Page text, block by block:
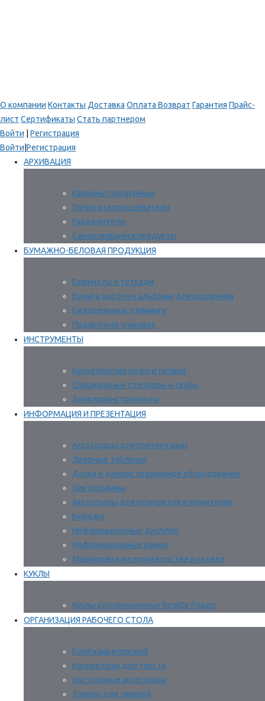
О компании Контакты Доставка Оплата Возврат Гарантия Прайс-
лист Сертификаты Стать партнером
Войти
Регистрация
Войти Регистрация
АРХИВАЦИЯ
Карманы прозрачные
Папки и скоросшиватели
Разделители
Самоклеящиеся продукты
БУМАЖНО-БЕЛОВАЯ ПРОДУКЦИЯ
Блокноты и тетради
Бумага, картон и альбомы для рисования
Ежедневники, планинги
Подарочная упаковка
ИНСТРУМЕНТЫ
Канцелярские ножи и лезвия
Специальные степлеры и скобы
Электроинструменты
ИНФОРМАЦИЯ И ПРЕЗЕНТАЦИЯ
Аксессуары для презентации
Дверные таблички
Доски и демонстрационное оборудование
Пиктограммы
Аксессуары для планшетов и мониторов
Бейджи
Информационные дисплеи
Информационные рамки
Маркировка на производстве и складе
КУКЛЫ
Куклы коллекционные Birgitte Frigast
ОРГАНИЗАЦИЯ РАБОЧЕГО СТОЛА
Клей канцелярский
Корректоры для текста
Настольные аксессуары
Товары для левшей